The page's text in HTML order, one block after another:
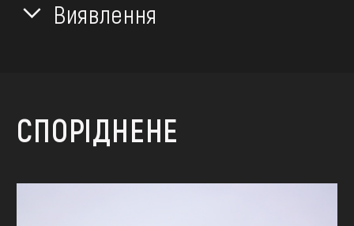
Виявлення
СПОРІДНЕНЕ